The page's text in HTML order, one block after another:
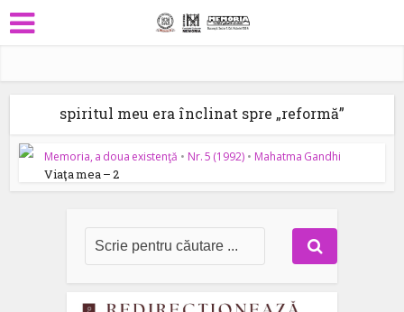
spiritul meu era înclinat spre „reformă”
Memoria, a doua existenţă • Nr. 5 (1992) • Mahatma Gandhi
Viaţa mea – 2